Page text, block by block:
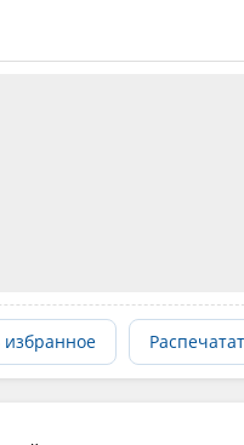
избранное